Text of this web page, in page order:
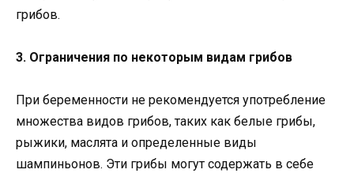
грибов.
3. Ограничения по некоторым видам грибов
При беременности не рекомендуется употребление
множества видов грибов, таких как белые грибы,
рыжики, маслята и определенные виды
шампиньонов. Эти грибы могут содержать в себе